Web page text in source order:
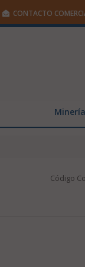
CONTACTO
Minería
Código